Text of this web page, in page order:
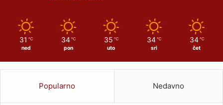
31 ℃
ned
34 ℃
pon
35 ℃
uto
34 ℃
sri
34 ℃
čet
Popularno Nedavno